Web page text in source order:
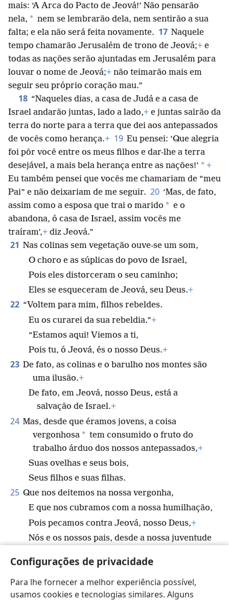
Configurações de privacidade
Para lhe fornecer a melhor experiência possível,
usamos cookies e tecnologias similares. Alguns
mais: ‘A Arca do Pacto de Jeová!’ Não pensarão
nela, * nem se lembrarão dela, nem sentirão a sua
falta; e ela não será feita novamente. 17 Naquele
tempo chamarão Jerusalém de trono de Jeová;+ e
todas as nações serão ajuntadas em Jerusalém para
louvar o nome de Jeová;+ não teimarão mais em
seguir seu próprio coração mau.”
18 “Naqueles dias, a casa de Judá e a casa de
Israel andarão juntas, lado a lado,+ e juntas sairão da
terra do norte para a terra que dei aos antepassados
de vocês como herança.+ 19 Eu pensei: ‘Que alegria
foi pôr você entre os meus filhos e dar-lhe a terra
desejável, a mais bela herança entre as nações!’ * +
Eu também pensei que vocês me chamariam de “meu
Pai” e não deixariam de me seguir. 20 ‘Mas, de fato,
assim como a esposa que trai o marido * e o
abandona, ó casa de Israel, assim vocês me
traíram’,+ diz Jeová.”
21 Nas colinas sem vegetação ouve-se um som,
O choro e as súplicas do povo de Israel,
Pois eles distorceram o seu caminho;
Eles se esqueceram de Jeová, seu Deus.+
22 “Voltem para mim, filhos rebeldes.
Eu os curarei da sua rebeldia.”+
“Estamos aqui! Viemos a ti,
Pois tu, ó Jeová, és o nosso Deus.+
23 De fato, as colinas e o barulho nos montes são
uma ilusão.+
De fato, em Jeová, nosso Deus, está a
salvação de Israel.+
24 Mas, desde que éramos jovens, a coisa
vergonhosa * tem consumido o fruto do
trabalho árduo dos nossos antepassados,+
Suas ovelhas e seus bois,
Seus filhos e suas filhas.
25 Que nos deitemos na nossa vergonha,
E que nos cubramos com a nossa humilhação,
Pois pecamos contra Jeová, nosso Deus,+
Nós e os nossos pais, desde a nossa juventude
E não obedecemos à voz de Jeová, nosso
Deus.”